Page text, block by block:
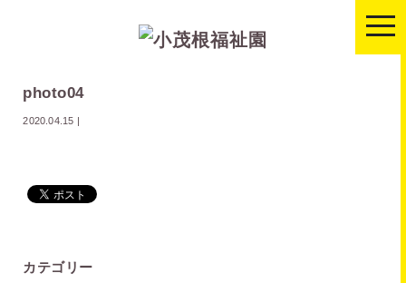
photo04
2020.04.15 |
カテゴリー